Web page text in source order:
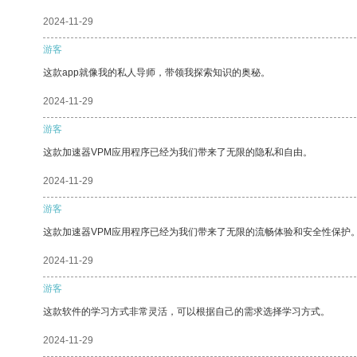
2024-11-29
游客
这款app就像我的私人导师，带领我探索知识的奥秘。
2024-11-29
游客
这款加速器VPM应用程序已经为我们带来了无限的隐私和自由。
2024-11-29
游客
这款加速器VPM应用程序已经为我们带来了无限的流畅体验和安全性保护
2024-11-29
游客
这款软件的学习方式非常灵活，可以根据自己的需求选择学习方式。
2024-11-29